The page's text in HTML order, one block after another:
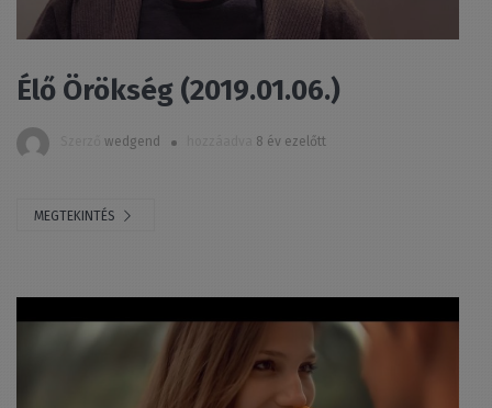
Élő Örökség (2019.01.06.)
wedgend 8 év ezelőtt
MEGTEKINTÉS